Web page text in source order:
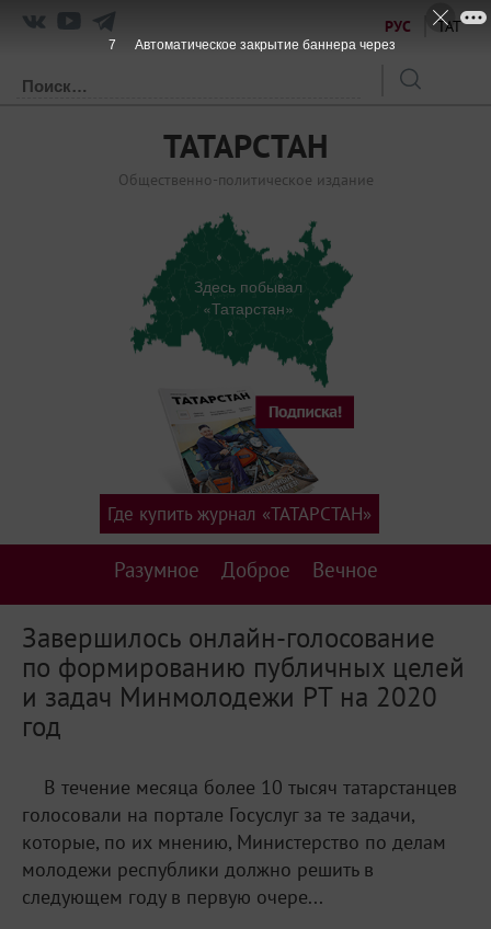
РУС ТАТ
ТАТАРСТАН
Общественно-политическое издание
Здесь побывал
«Татарстан»
Разумное Доброе Вечное
Где купить журнал «ТАТАРСТАН»
Завершилось онлайн-голосование
по формированию публичных целей
и задач Минмолодежи РТ на 2020
год
В течение месяца более 10 тысяч татарстанцев
голосовали на портале Госуслуг за те задачи,
которые, по их мнению, Министерство по делам
молодежи республики должно решить в
следующем году в первую очере...
7 Автоматическое закрытие баннера через